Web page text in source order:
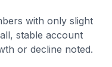
with only slight
stable account
or decline noted.